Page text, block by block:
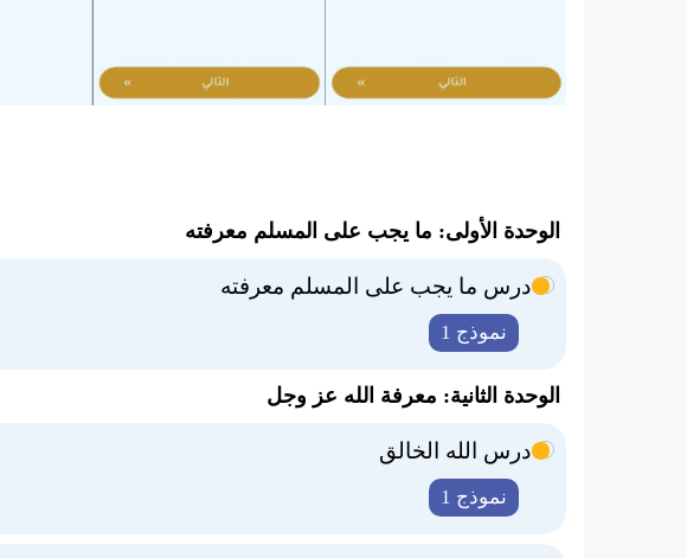
الوحدة الأولى: ما يجب على المسلم معرفته
درس ما يجب على المسلم معرفته
نموذج 1
الوحدة الثانية: معرفة الله عز وجل
درس الله الخالق
نموذج 1